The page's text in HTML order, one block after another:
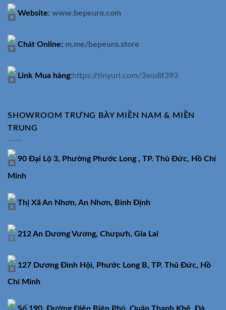
Website: www.bepeuro.com
Chát Online: m.me/bepeuro.store
Link Mua hàng:https://tinyurl.com/3wu8f393
SHOWROOM TRƯNG BÀY MIỀN NAM & MIỀN
TRUNG
90 Đại Lộ 3, Phường Phước Long , TP. Thủ Đức, Hồ Chí
Minh
Thị Xã An Nhơn, An Nhơn, Bình Định
212 An Dương Vương, Chưpưh, Gia Lai
127 Dương Đình Hội, Phước Long B, TP. Thủ Đức, Hồ
Chí Minh